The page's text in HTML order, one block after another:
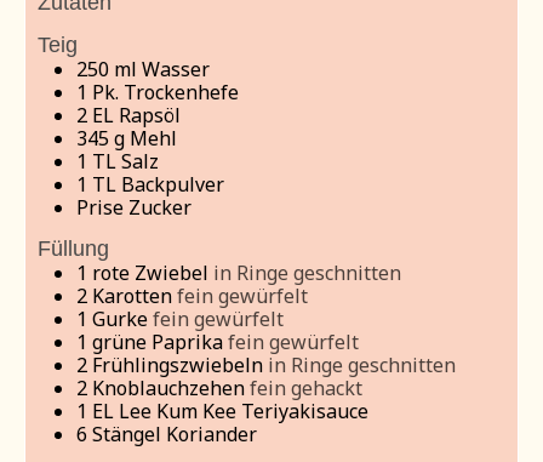
Teig
250 ml Wasser
1 Pk. Trockenhefe
2 EL Rapsöl
345g Mehl
1 TLSalz
1 TL Backpulver
Prise Zucker
Füllung
1 rote Zwiebel in Ringe geschnitten
2 Karottenfein gewürfelt
1 Gurkefein gewürfelt
1 grüne Paprikafein gewürfelt
2 Frühlingszwiebeln in Ringe geschnitten
2 Knoblauchzehenfein gehackt
1 EL Lee Kum Kee Teriyakisauce
6 Stängel Koriander